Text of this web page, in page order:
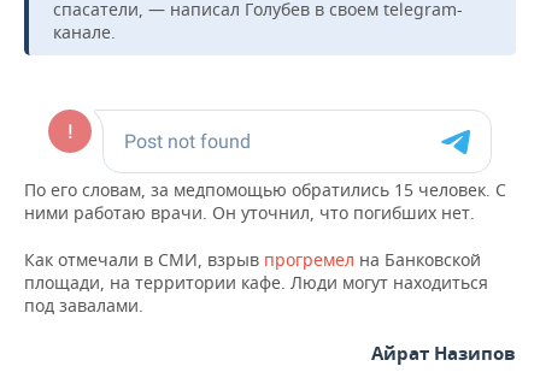
ФИГУРНОЕ КАТАНИЕ
ВОДНЫЕ ВИДЫ СПОРТА
ХОККЕЙ С МЯЧОМ
МЕДИЦИНА
ОБРАЗОВАНИЕ
ПРОИСШЕСТВИЯ
спасатели, — написал Голубев в своем telegram-
канале.
По его словам, за медпомощью обратились 15 человек. С
ними работаю врачи. Он уточнил, что погибших нет.
Как отмечали в СМИ, взрыв прогремел на Банковской
площади, на территории кафе. Люди могут находиться
под завалами.
Айрат Назипов